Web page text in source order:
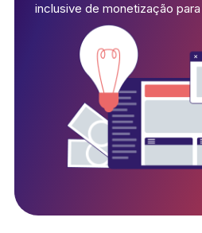
inclusive de monetização